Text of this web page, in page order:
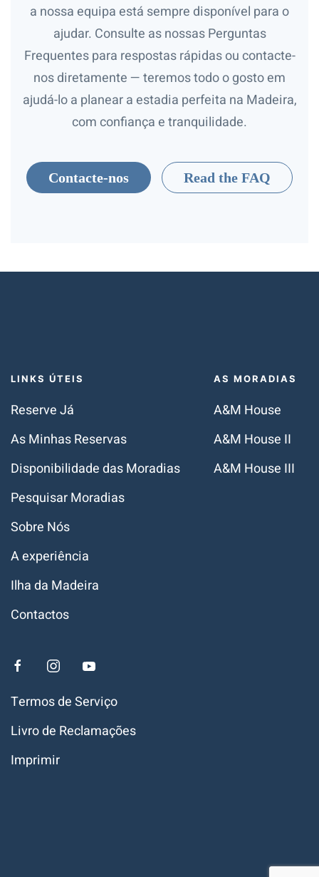
a nossa equipa está sempre disponível para o
ajudar. Consulte as nossas Perguntas
Frequentes para respostas rápidas ou contacte-
nos diretamente — teremos todo o gosto em
ajudá-lo a planear a estadia perfeita na Madeira,
com confiança e tranquilidade.
Contacte-nos Read the FAQ
LINKS ÚTEIS
Reserve Já
As Minhas Reservas
Disponibilidade das Moradias
Pesquisar Moradias
Sobre Nós
A experiência
Ilha da Madeira
Contactos
AS MORADIAS
A&M House
A&M House II
A&M House III
Termos de Serviço
Livro de Reclamações
Imprimir